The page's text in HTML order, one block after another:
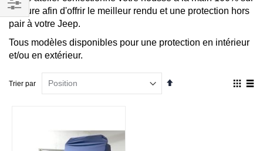
mesure afin d'offrir le meilleur rendu et une protection hors
pair à votre Jeep.
Tous modèles disponibles pour une protection en intérieur
et/ou en extérieur.
Trier par
en
Filtrer